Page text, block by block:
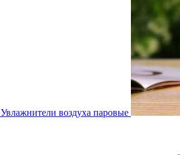
Увлажнители воздуха паровые